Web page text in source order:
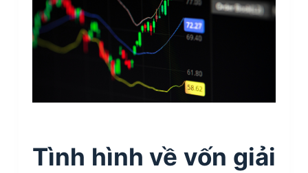
Tình hình về vốn giải